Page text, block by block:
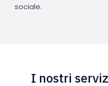
sociale.
I nostri